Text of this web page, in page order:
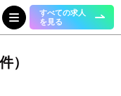
すべての求人
を見る
）